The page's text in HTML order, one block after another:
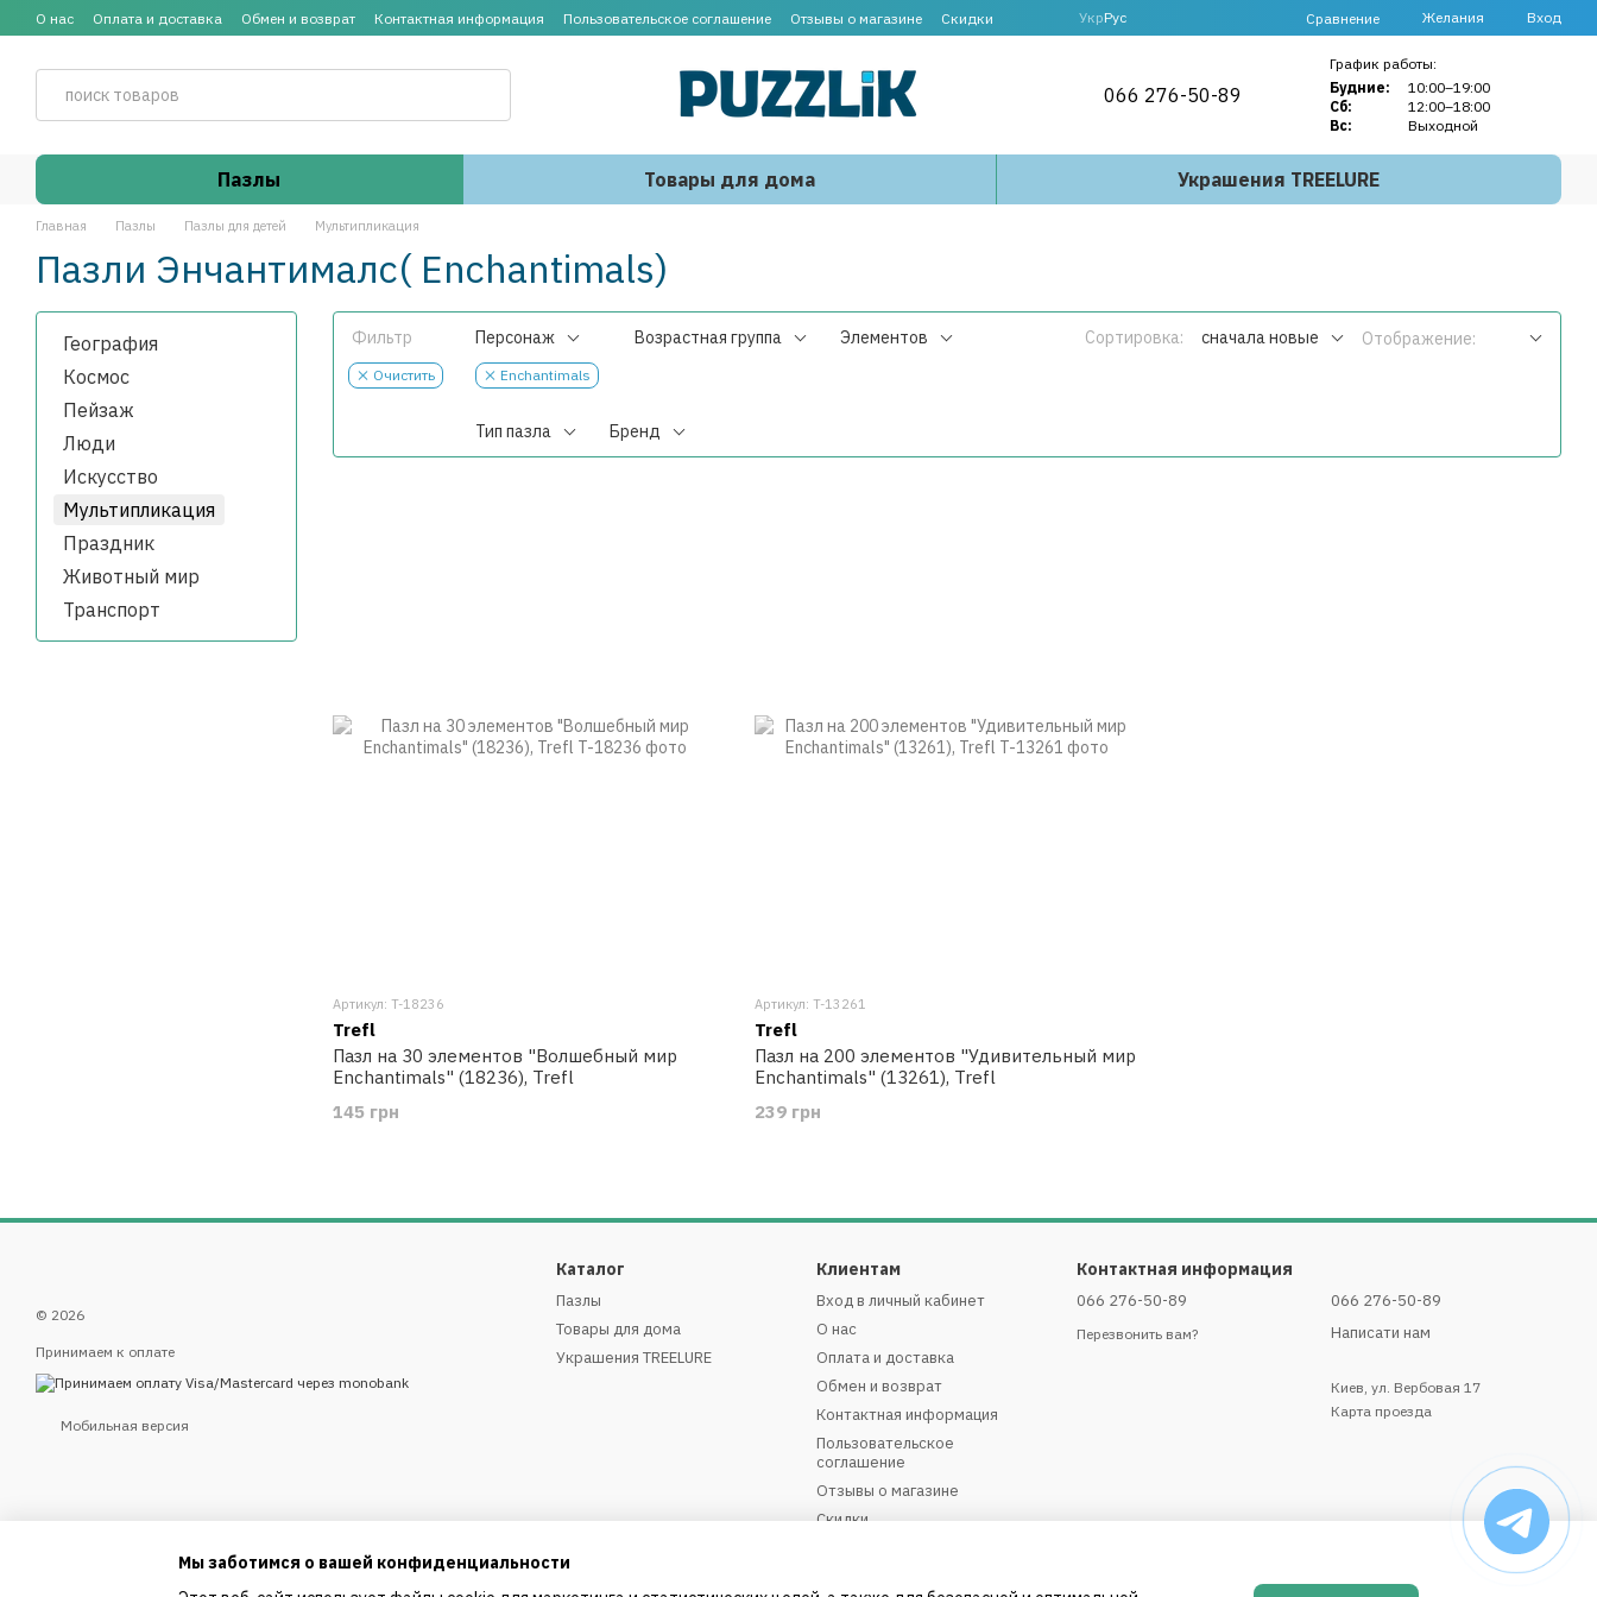
Перейти к основному контенту
О нас Оплата и доставка Обмен и возврат Контактная информация Пользовательское соглашение Отзывы о магазине Скидки УкрРус Сравнение Желания Вход
066 276-50-89
График работы:
Будние:
10:00–19:00
Сб:
12:00–18:00
Вс:
Выходной
Пазлы Товары для дома Украшения TREELURE
Главная Пазлы Пазлы для детей Мультипликация
Пазли Энчантималс( Enchantimals)
Фильтр
Очистить
Персонаж
Enchantimals
Возрастная группа Элементов
Тип пазла Бренд
Сортировка: сначала новые Отображение:
Артикул: T-18236
Trefl
Пазл на 30 элементов "Волшебный мир
Enchantimals" (18236), Trefl
145 грн
Артикул: T-13261
Trefl
Пазл на 200 элементов "Удивительный мир
Enchantimals" (13261), Trefl
239 грн
География
Космос
Пейзаж
Люди
Искусство
Мультипликация
Праздник
Животный мир
Транспорт
© 2026
Принимаем к оплате
Мобильная версия
Каталог
Пазлы
Товары для дома
Украшения TREELURE
Клиентам
Вход в личный кабинет
О нас
Оплата и доставка
Обмен и возврат
Контактная информация
Пользовательское
соглашение
Отзывы о магазине
Скидки
Контактная информация
066 276-50-89
Перезвонить вам?
066 276-50-89
Написати нам
Киев, ул. Вербовая 17
Карта проезда
Мы заботимся о вашей конфиденциальности